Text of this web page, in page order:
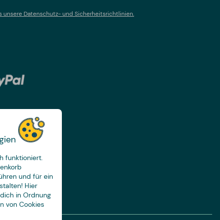
funktioniert.
und für ein
Hier
in Ordnung
von Cookies
unsere Datenschutz- und Sicherheitsrichtlinien.